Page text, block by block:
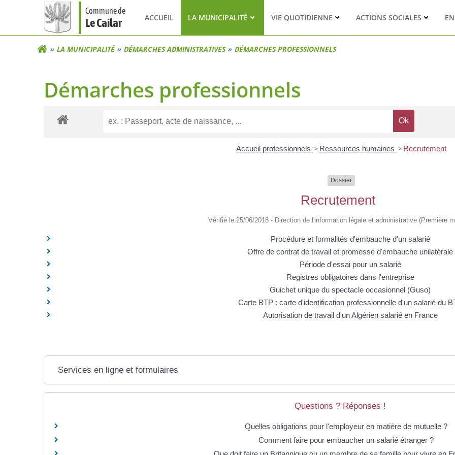
Commune de
Le Cailar ACCUEIL LA MUNICIPALITÉ VIE QUOTIDIENNE ACTIONS SOCIALES
LA MUNICIPALITÉ DÉMARCHES ADMINISTRATIVES DÉMARCHES PROFESSIONNELS
Démarches professionnels
Accueil professionnels > Ressources humaines > Recrutement
Dossier
Recrutement
Vérifié le 25/06/2018 - Direction de l'information légale et administrative (Première
Procédure et formalités d'embauche d'un salarié
Offre de contrat de travail et promesse d'embauche unilatérale
Période d'essai pour un salarié
Registres obligatoires dans l'entreprise
Guichet unique du spectacle occasionnel (Guso)
Carte BTP : carte d'identification professionnelle d'un salarié du
Autorisation de travail d'un Algérien salarié en France
Services en ligne et formulaires
Questions ? Réponses !
Quelles obligations pour l'employeur en matière de mutuelle ?
Comment faire pour embaucher un salarié étranger ?